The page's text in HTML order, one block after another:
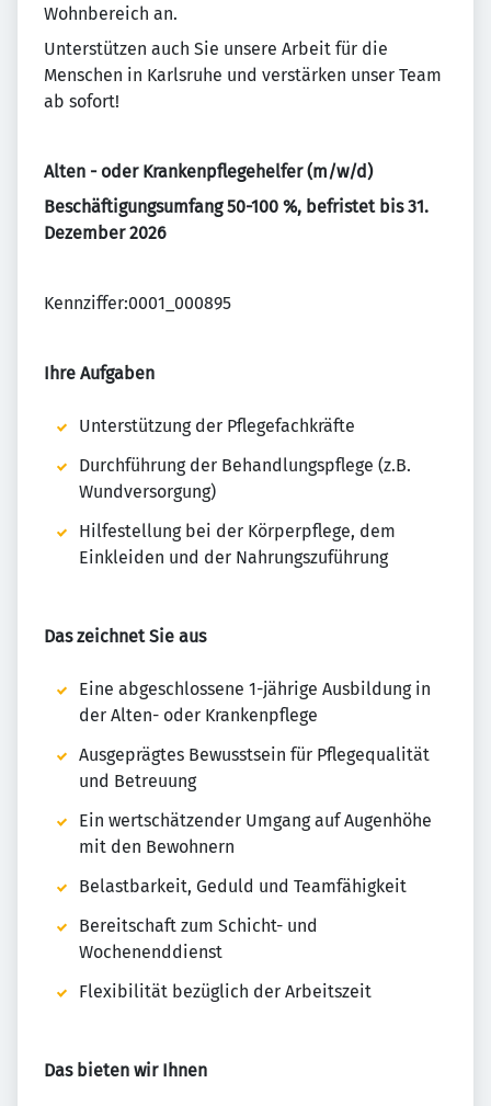
Wohnbereich an.
Unterstützen auch Sie unsere Arbeit für die
Menschen in Karlsruhe und verstärken unser Team
ab sofort!
Alten - oder Krankenpflegehelfer (m/w/d)
Beschäftigungsumfang 50-100 %, befristet bis 31.
Dezember 2026
Kennziffer:0001_000895
Ihre Aufgaben
Unterstützung der Pflegefachkräfte
Durchführung der Behandlungspflege (z.B.
Wundversorgung)
Hilfestellung bei der Körperpflege, dem
Einkleiden und der Nahrungszuführung
Das zeichnet Sie aus
Eine abgeschlossene 1-jährige Ausbildung in
der Alten- oder Krankenpflege
Ausgeprägtes Bewusstsein für Pflegequalität
und Betreuung
Ein wertschätzender Umgang auf Augenhöhe
mit den Bewohnern
Belastbarkeit, Geduld und Teamfähigkeit
Bereitschaft zum Schicht- und
Wochenenddienst
Flexibilität bezüglich der Arbeitszeit
Das bieten wir Ihnen